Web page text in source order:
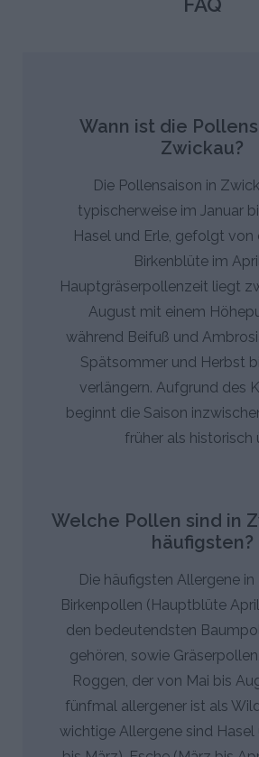
Wann ist die
Zwickau?
Die Pollensaison in
typischerweise im Januar
Hasel und Erle, gefolgt von
Birkenblüte im
Hauptgräserpollenzeit liegt
August mit einem
während Beifuß und
Spätsommer und Herbst
verlängern. Aufgrund des
beginnt die Saison
früher als historisch
Welche Pollen sind in
häufigsten?
Die häufigsten Allergene
Birkenpollen (Hauptblüte
den bedeutendsten
gehören, sowie
Roggen, der von Mai bis
fünfmal allergener ist als
wichtige Allergene sind Hasel